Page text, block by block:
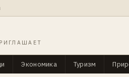
Экономика Туризм